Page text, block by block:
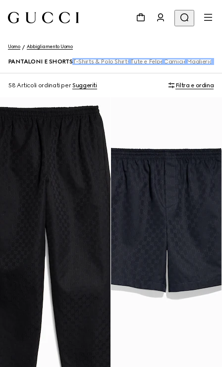
Uomo Abbigliamento Uomo
PANTALONI E SHORTS T-Shirts & Polo Shirts Tute e Felpe CamicieMaglieria
58 Articoli ordinati perSuggeriti Filtra e ordina